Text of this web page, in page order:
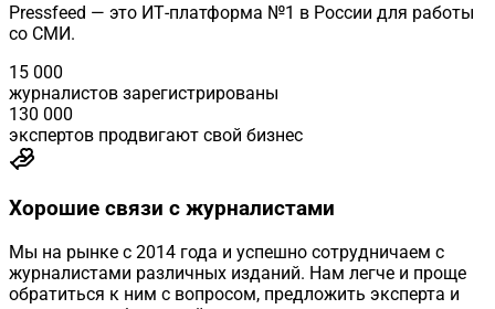
Pressfeed — это ИТ‑платформа №1 в России для работы
со СМИ.
15 000
журналистов зарегистрированы
130 000
экспертов продвигают свой бизнес
Хорошие связи с журналистами
Мы на рынке с 2014 года и успешно сотрудничаем с
журналистами различных изданий. Нам легче и проще
обратиться к ним с вопросом, предложить эксперта и